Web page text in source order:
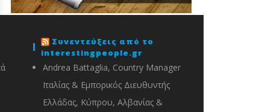
Συνεντεύξεις από το
interestingpeople.gr
Andrea Battaglia, Country Manager
Ιταλίας & Εμπορικός Διευθυντής
Ελλάδας, Κύπρου, Αλβανίας &